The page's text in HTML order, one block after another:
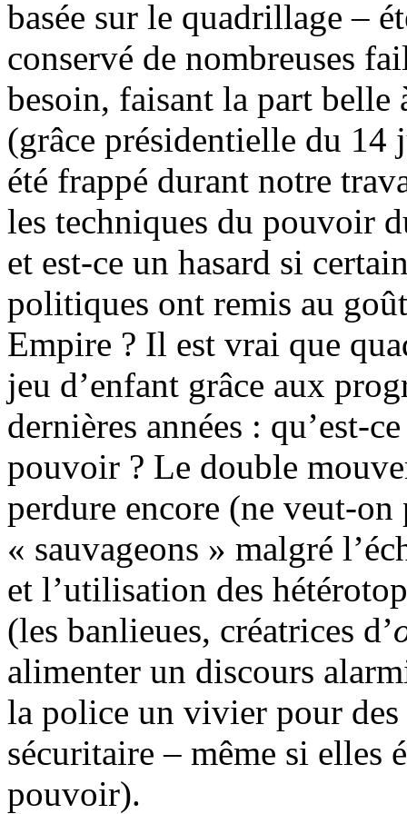
basée sur le quadrillage –
conservé de nombreuses
besoin, faisant la part belle
(grâce présidentielle du
été frappé durant notre
les techniques du pouvoir
et est-ce un hasard si
politiques ont remis au
Empire ? Il est vrai que
jeu d’enfant grâce aux
dernières années : qu’est-
pouvoir ? Le double
perdure encore (ne veut-on
« sauvageons » malgré
et l’utilisation des
(les banlieues, créatrices d’
alimenter un discours
la police un vivier pour
sécuritaire – même si elles
pouvoir).